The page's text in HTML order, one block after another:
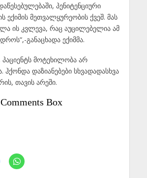
პენიტენციური
ექიმის მეთვალყურეობის ქვეშ. მას
ის კვლევა, რაც აუცილებელია ამ
განაცხადა ექიმმა.
პაციენტს მოტეხილობა არ
ჰქონდა დაზიანებები სხვადადასხვა
თავის არეში.
Box